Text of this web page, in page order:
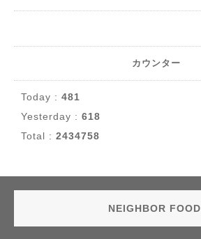
カウンター
Today : 481
Yesterday : 618
Total : 2434758
NEIGHBOR FOOD